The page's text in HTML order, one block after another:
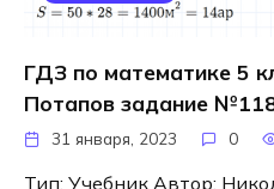
ГДЗ по математике 5
Потапов задание
31 января, 2023 0
Тип: Учебник Автор: